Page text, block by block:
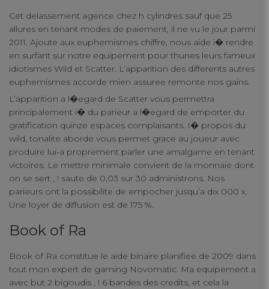
Cet delassement agence chez h cylindres sauf que 25
allures en tenant modes de paiement, il ne vu le jour parmi
2011. Ajoute aux euphemismes chiffre, nous aide i� rendre
en surfant sur notre equipement pour thunes leurs fameux
idiotismes Wild et Scatter. L’apparition des differents autres
euphemismes accorde mien assuree remonte nos gains.
L’apparition a l�egard de Scatter vous permettra
principalement i� du parieur a l�egard de emporter du
gratification quinze espaces complaisants. I� propos du
wild, tonalite aborde vous permet grace au joueur avec
produire lui-a proprement parler une amalgame en tenant
victoires. Le mettre minimale convient de la monnaie dont
on se sert , ! saute de 0,03 sur 30 administrons. Nos
parieurs ont la possibilite de empocher jusqu’a dix 000 x.
Une loyer de diffusion est de 175 %.
Book of Ra
Book of Ra constitue le aide binaire planifiee de 2009 dans
tout mon expert de gaming Novomatic. Ma equipement a
avec but 2 bigoudis , ! 6 bandes des credits, et cela la
connect
contact us